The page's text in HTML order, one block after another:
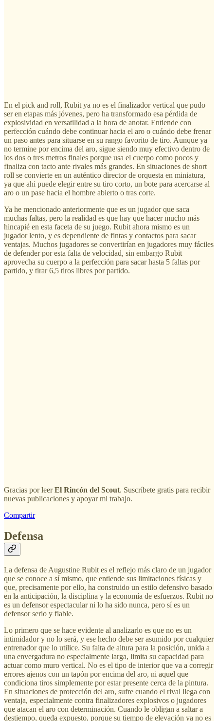
En el pick and roll, Rubit ya no es el finalizador vertical que pudo
ser en etapas más jóvenes, pero ha transformado esa pérdida de
explosividad en versatilidad a la hora de anotar. Entiende con
perfección cuándo debe continuar hacia el aro o cuándo debe frenar
un paso antes para situarse en su rango favorito de tiro. Aunque ya
no termine por encima del aro, sigue siendo muy efectivo dentro de
los dos o tres metros finales porque usa el cuerpo como pocos y
finaliza con tacto ante rivales más grandes. En situaciones de short
roll se convierte en un auténtico director de orquesta en miniatura,
ya que ahí puede elegir entre su tiro corto, un bote para acercarse al
aro o un pase hacia el hombre abierto o tras corte.
Ya he mencionado anteriormente que es un jugador que saca
muchas faltas, pero la realidad es que hay que hacer mucho más
hincapié en esta faceta de su juego. Rubit ahora mismo es un
jugador lento, y es dependiente de fintas y contactos para sacar
ventajas. Muchos jugadores se convertirían en jugadores muy fáciles
de defender por esta falta de velocidad, sin embargo Rubit
aprovecha su cuerpo a la perfección para sacar hasta 5 faltas por
partido, y tirar 6,5 tiros libres por partido.
Gracias por leerEl Rincón del Scout. Suscríbete gratis para recibir
nuevas publicaciones y apoyar mi trabajo.
Compartir
Defensa
La defensa de Augustine Rubit es el reflejo más claro de un jugador
que se conoce a sí mismo, que entiende sus limitaciones físicas y
que, precisamente por ello, ha construido un estilo defensivo basado
en la anticipación, la disciplina y la economía de esfuerzos. Rubit no
es un defensor espectacular ni lo ha sido nunca, pero sí es un
defensor serio y fiable.
Lo primero que se hace evidente al analizarlo es que no es un
intimidador y no lo será, y ese hecho debe ser asumido por cualquier
entrenador que lo utilice. Su falta de altura para la posición, unida a
una envergadura no especialmente larga, limita su capacidad para
actuar como muro vertical. No es el tipo de interior que va a corregir
errores ajenos con un tapón por encima del aro, ni aquel que
condiciona tiros simplemente por estar presente cerca de la pintura.
En situaciones de protección del aro, sufre cuando el rival llega con
ventaja, especialmente contra finalizadores explosivos o jugadores
que atacan el aro con determinación. Cuando le obligan a saltar a
destiempo, queda expuesto, porque su tiempo de elevación ya no es